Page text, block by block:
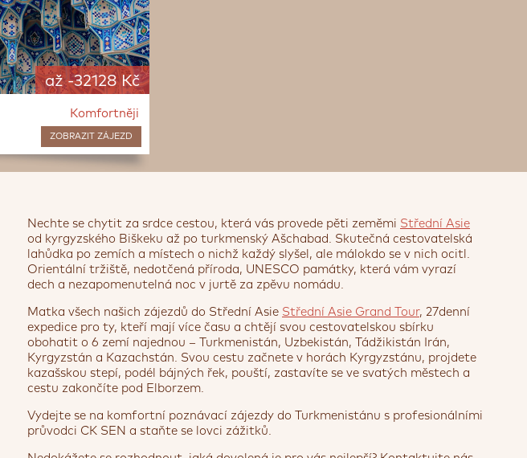
až -32128 Kč
Komfortněji
ZOBRAZITZÁJEZD
Nechte se chytit za srdce cestou, která vás provede pěti zeměmi Střední Asie
od kyrgyzského Biškeku až po turkmenský Ašchabad. Skutečná cestovatelská
lahůdka po zemích a místech o nichž každý slyšel, ale málokdo se v nich ocitl.
Orientální tržiště, nedotčená příroda, UNESCO památky, která vám vyrazí
dech a nezapomenutelná noc v jurtě za zpěvu nomádu.
Matka všech našich zájezdů do Střední Asie Střední Asie Grand Tour, 27denní
expedice pro ty, kteří mají více času a chtějí svou cestovatelskou sbírku
obohatit o 6 zemí najednou – Turkmenistán, Uzbekistán, Tádžikistán Irán,
Kyrgyzstán a Kazachstán. Svou cestu začnete v horách Kyrgyzstánu, projdete
kazašskou stepí, podél bájných řek, pouští, zastavíte se ve svatých městech a
cestu zakončíte pod Elborzem.
Vydejte se na komfortní poznávací zájezdy do Turkmenistánu s profesionálními
průvodci CK SEN a staňte se lovci zážitků.